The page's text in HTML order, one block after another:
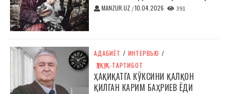
MANZUR.UZ /10.04.2026 391
АДАБИЁТ / ИНТЕРВЬЮ /
ҲУҚУҚ-ТАРТИБОТ
ҲАҚИҚАТГА КЎКСИНИ ҚАЛҚОН
ҚИЛГАН КАРИМ БАҲРИЕВ ЁДИ